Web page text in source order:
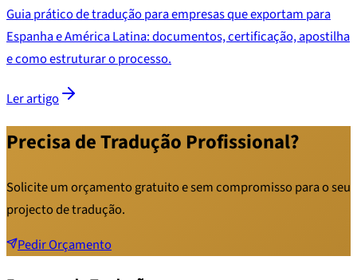
Guia prático de tradução para empresas que exportam para
Espanha e América Latina: documentos, certificação, apostilha
e como estruturar o processo.
Ler artigo
Precisa de Tradução Profissional?
Solicite um orçamento gratuito e sem compromisso para o seu
projecto de tradução.
Pedir Orçamento